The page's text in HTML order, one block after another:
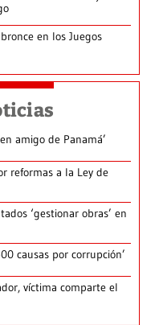
en los Juegos
amigo de Panamá’
reformas a la Ley de
‘gestionar obras’ en
causas por corrupción’
víctima comparte el